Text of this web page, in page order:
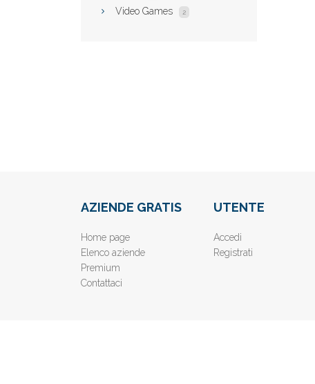
Video Games 2
AZIENDE GRATIS
Home page
Elenco aziende
Premium
Contattaci
UTENTE
Accedi
Registrati